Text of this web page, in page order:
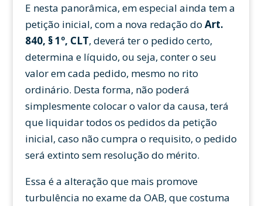
E nesta panorâmica, em especial ainda tem a
petição inicial, com a nova redação do Art.
840, § 1º, CLT, deverá ter o pedido certo,
determina e líquido, ou seja, conter o seu
valor em cada pedido, mesmo no rito
ordinário. Desta forma, não poderá
simplesmente colocar o valor da causa, terá
que liquidar todos os pedidos da petição
inicial, caso não cumpra o requisito, o pedido
será extinto sem resolução do mérito.
Essa é a alteração que mais promove
turbulência no exame da OAB, que costuma